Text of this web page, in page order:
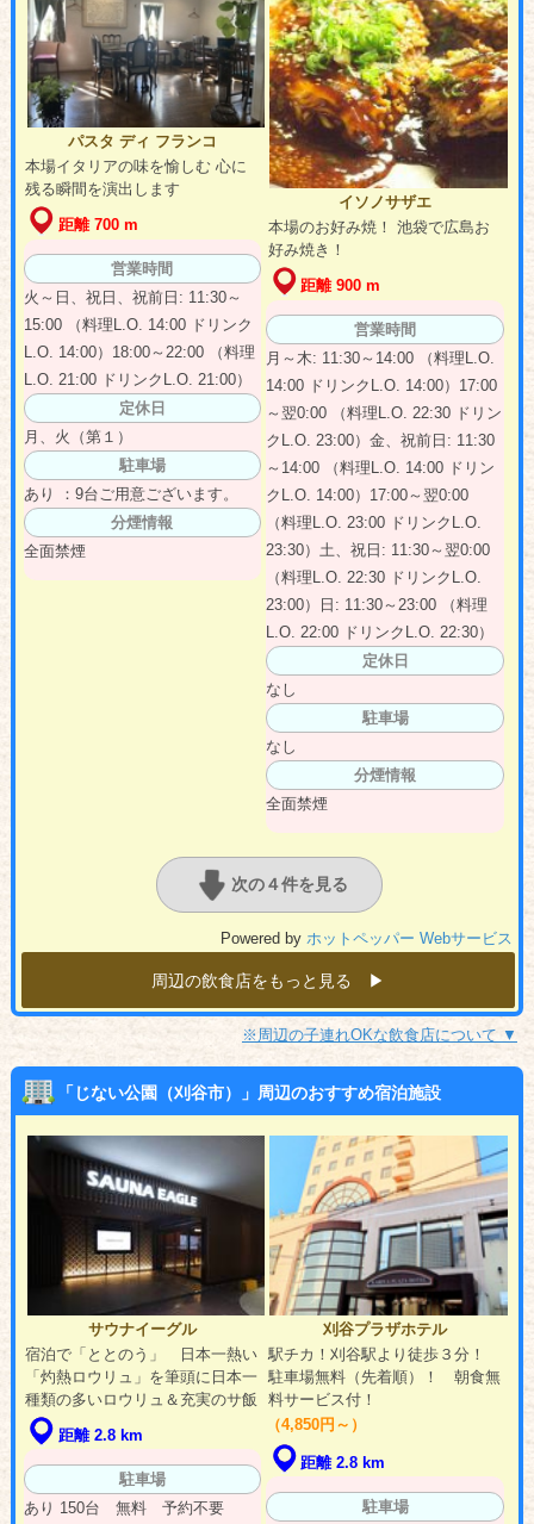
パスタ ディ フランコ
本場イタリアの味を愉しむ 心に
残る瞬間を演出します
距離 700 m
営業時間
火～日、祝日、祝前日: 11:30～
15:00 （料理L.O. 14:00 ドリンク
L.O. 14:00）18:00～22:00 （料理
L.O. 21:00 ドリンクL.O. 21:00）
定休日
月、火（第１）
駐車場
あり ：9台ご用意ございます。
分煙情報
全面禁煙
イソノサザエ
本場のお好み焼！ 池袋で広島お
好み焼き！
距離 900 m
営業時間
月～木: 11:30～14:00 （料理L.O.
14:00 ドリンクL.O. 14:00）17:00
～翌0:00 （料理L.O. 22:30 ドリン
クL.O. 23:00）金、祝前日: 11:30
～14:00 （料理L.O. 14:00 ドリン
クL.O. 14:00）17:00～翌0:00
（料理L.O. 23:00 ドリンクL.O.
23:30）土、祝日: 11:30～翌0:00
（料理L.O. 22:30 ドリンクL.O.
23:00）日: 11:30～23:00 （料理
L.O. 22:00 ドリンクL.O. 22:30）
定休日
なし
駐車場
なし
分煙情報
全面禁煙
次の４件を見る
Powered byホットペッパー Webサービス
周辺の飲食店をもっと見る ▶︎
※周辺の子連れOKな飲食店について ▼
「じない公園（刈谷市）」周辺のおすすめ宿泊施設
サウナイーグル
宿泊で「ととのう」 日本一熱い
「灼熱ロウリュ」を筆頭に日本一
種類の多いロウリュ＆充実のサ飯
距離 2.8 km
駐車場
あり 150台 無料 予約不要
刈谷プラザホテル
駅チカ！刈谷駅より徒歩３分！
駐車場無料（先着順）！ 朝食無
料サービス付！
（4,850円～）
距離 2.8 km
駐車場